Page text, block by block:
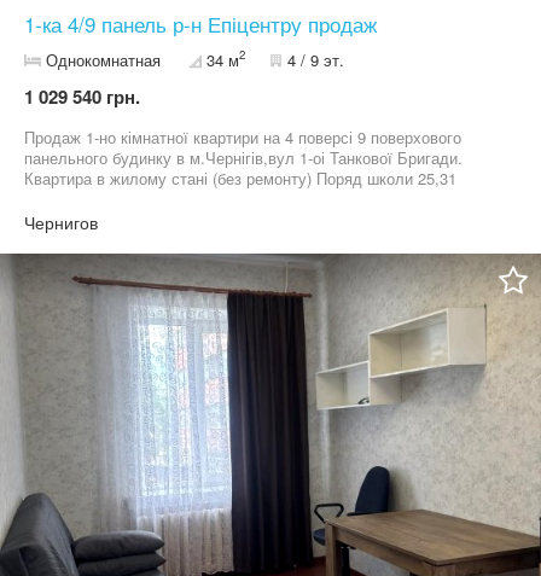
1-ка 4/9 панель р-н Епіцентру продаж
Однокомнатная 34 м2 4 / 9 эт.
1 029 540 грн.
Продаж 1-но кімнатної квартири на 4 поверсі 9 поверхового
панельного будинку в м.Чернігів,вул 1-оі Танкової Бригади.
Квартира в жилому стані (без ремонту) Поряд школи 25,31
розвʼязка. На даний момент проживають квартиранти. Можливий
обмін.Продаж після 1.01.2026 року.
Чернигов